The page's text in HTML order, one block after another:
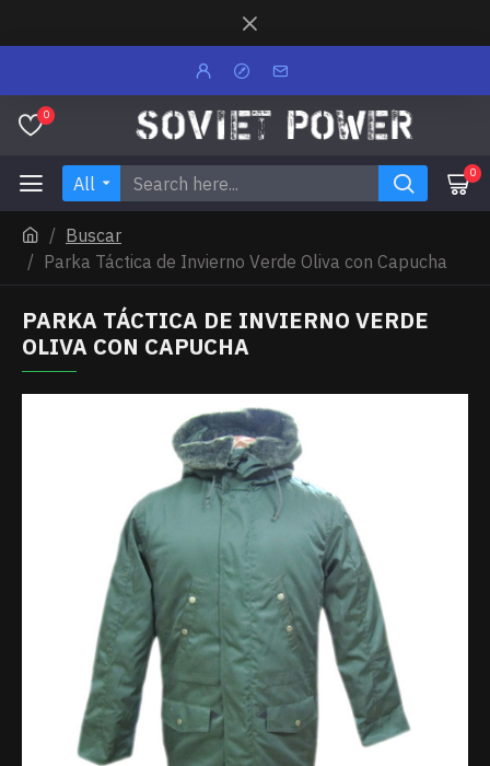
0
All 0
Buscar
Parka Táctica de Invierno Verde Oliva con Capucha
PARKA TÁCTICA DE INVIERNO VERDE
OLIVA CON CAPUCHA